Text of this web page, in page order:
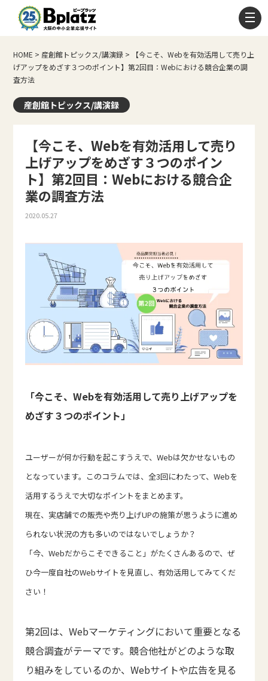
HOME > 産創館トピックス/講演録 >
【今こそ、Webを有効活用して売り上
げアップをめざす３つのポイント】第2回目：Webにおける競合企業の調
査方法
産創館トピックス/講演録
【今こそ、Webを有効活用して売り
上げアップをめざす３つのポイン
ト】第2回目：Webにおける競合企
業の調査方法
2020.05.27
「今こそ、Webを有効活用して売り上げアップを
めざす３つのポイント」
ユーザーが何か行動を起こすうえで、Webは欠かせないもの
となっています。このコラムでは、全3回にわたって、Webを
活用するうえで大切なポイントをまとめます。
現在、実店舗での販売や売り上げUPの施策が思うように進め
られない状況の方も多いのではないでしょうか？
「今、Webだからこそできること」がたくさんあるので、ぜ
ひ今一度自社のWebサイトを見直し、有効活用してみてくだ
さい！
第2回は、Webマーケティングにおいて重要となる
競合調査がテーマです。競合他社がどのような取
り組みをしているのか、Webサイトや広告を見る